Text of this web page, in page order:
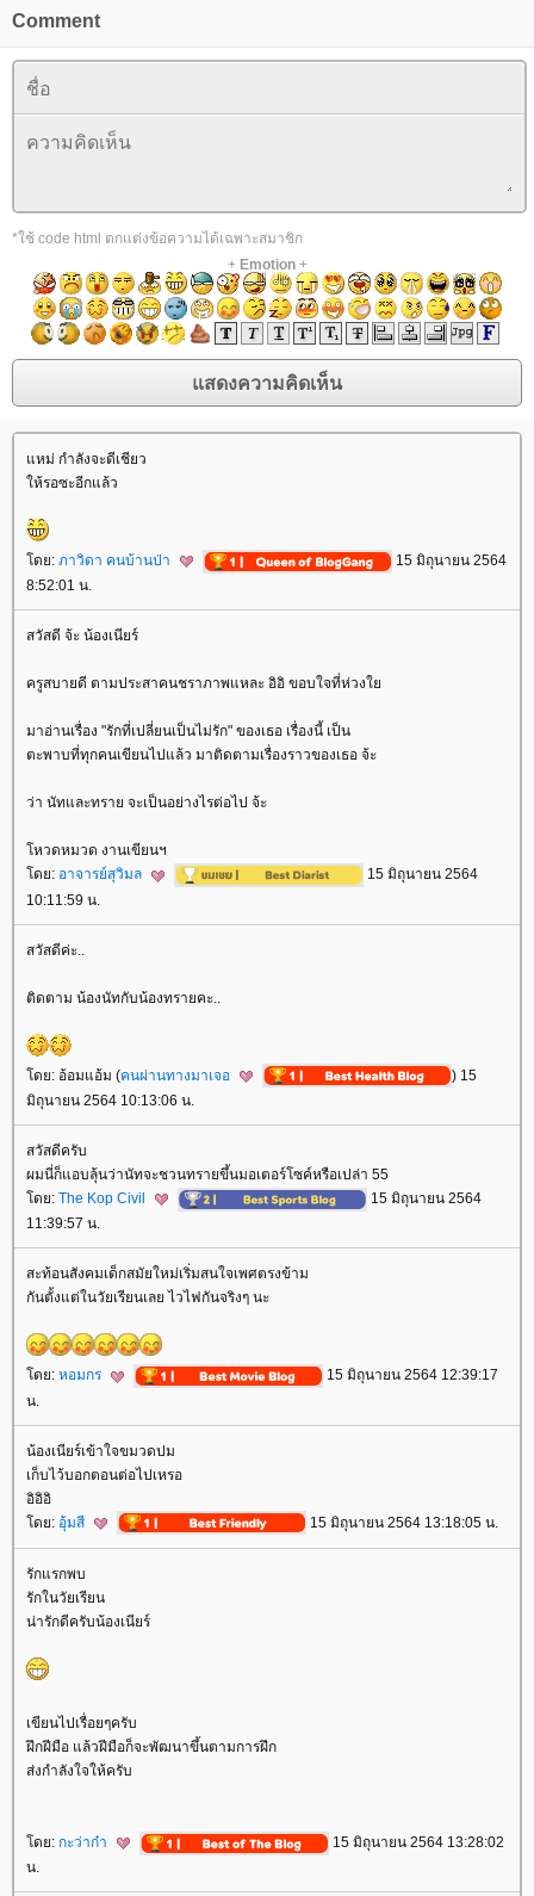
Comment
*ใช้ code html ตกแต่งข้อความได้เฉพาะสมาชิก
+ Emotion+
หม่ กำลังจะดีเชียว
ห้รอซะอีกแล้ว
ดย: ภาวิดา คนบ้านป่า
15 มิถุนายน 2564
8:52:01 น.
สวัสดี จ้ะ น้องเนียร์
ครูสบายดี ตามประสาคนชราภาพแหละ อิอิ ขอบใจที่ห่วง
มาอ่านเรื่อง "รักที่เปลี่ยนเป็นไม่รัก" ของเธอ เรื่องนี้ เป็น
ตะพาบที่ทุกคนเขียนไปแล้ว มาติดตามเรื่องราวของเธอ จ้ะ
ว่า นัทและทราย จะเป็นอย่างไรต่อไป จ้ะ
หวดหมวด งานเขียนฯ
ดย: อาจารย์สุวิมล
15 มิถุนายน 2564
10:11:59 น.
สวัสดีค่ะ..
ติดตาม น้องนัทกับน้องทรายคะ..
ดย: อ้อมแอ้ม (คนผ่านทางมาเจอ
) 15
มิถุนายน 2564 10:13:06 น.
สวัสดีครับ
ผมนี่ก็แอบลุ้นว่านัทจะชวนทรายขึ้นมอเตอร์โซค์หรือเปล่า 55
ดย: The Kop Civil
15 มิถุนายน 2564
11:39:57 น.
สะท้อนสังคมเด็กสมัยใหม่เริ่มสนใจเพศตรงข้าม
กันตั้งแต่ในวัยเรียนเลย ไวไฟกันจริงๆ นะ
ดย: หอมกร
15 มิถุนายน 2564 12:39:17
น.
น้องเนียร์เข้าใจขมวดปม
เก็บไว้บอกตอนต่อไปเหรอ
อิอิอิ
ดย: อุ้มสี 15 มิถุนายน 2564 13:18:05 น.
รักแรกพบ
รักในวัยเรียน
น่ารักดีครับน้องเนียร์
เขียนไปเรื่อยๆครับ
ฝึกฝีมือ แล้วฝีมือก็จะพัฒนาขึ้นตามการฝึก
ส่งกำลังใจให้ครับ
ดย: กะว่าก๋า
15 มิถุนายน 2564 13:28:02
น.